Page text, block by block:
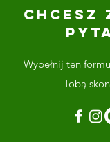
CHCESZ
Wypełnij ten
Tobą